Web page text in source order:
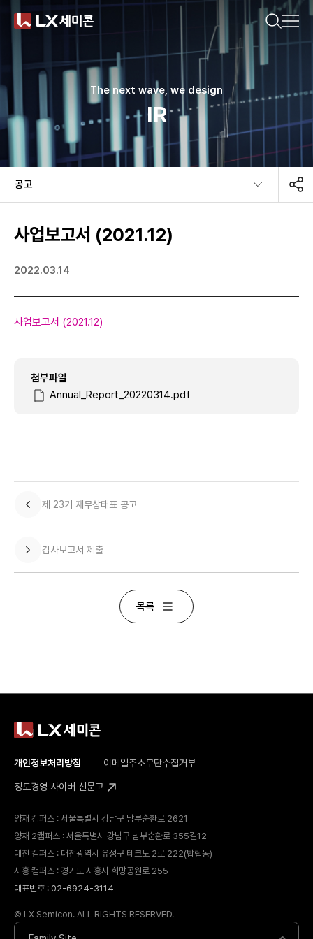
KRENCN(简体)CN(繁體)
기업소개
제품소개
지속가능경영
궁금한 내용을 검색해보세요.
#DDI
#Timing Controller
#MCU
#Motor IC
#방열기판
#Ceramic Substrate
최근 검색어
The next wave, we design
IR
공고​
사업보고서 (2021.12)
2022.03.14
사업보고서 (2021.12)
첨부파일
Annual_Report_20220314.pdf
제 23기 재무상태표 공고
목록
감사보고서 제출
개인정보처리방침 이메일주소무단수집거부
정도경영 사이버 신문고
양재 캠퍼스 : 서울특별시 강남구 남부순환로 2621
양재 2캠퍼스 : 서울특별시 강남구 남부순환로 355길12
대전 캠퍼스 : 대전광역시 유성구 테크노 2로 222(탑립동)
시흥 캠퍼스 : 경기도 시흥시 희망공원로 255
대표번호 : 02-6924-3114
© LX Semicon. ALL RIGHTS RESERVED.